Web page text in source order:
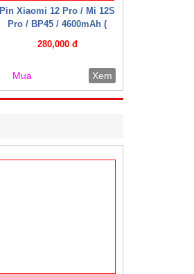
Pin Xiaomi 12 Pro / Mi 12S
Pro / BP45 / 4600mAh (
280,000 đ
Mua Xem